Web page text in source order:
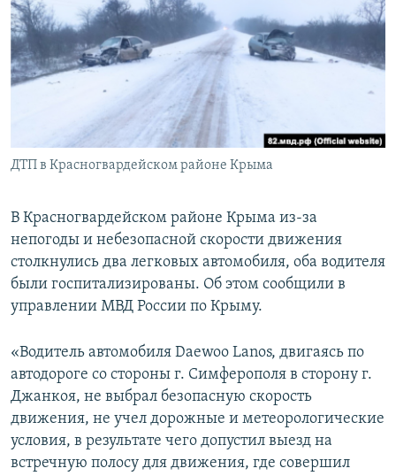
ПОБЕДИТЕЛЕЙ НЕ СУДЯТ?
КРЫМ.НЕПОКОРЕННЫЙ
ELIFBE
УКРАИНСКАЯ ПРОБЛЕМА КРЫМА
ПРИСОЕДИНЯЙТЕСЬ!
Все сайты RFE/RL
ДТП в Красногвардейском районе Крыма
В Красногвардейском районе Крыма из-за
непогоды и небезопасной скорости движения
столкнулись два легковых автомобиля, оба водителя
были госпитализированы. Об этом сообщили в
управлении МВД России по Крыму.
«Водитель автомобиля Daewoo Lanos, двигаясь по
автодороге со стороны г. Симферополя в сторону г.
Джанкоя, не выбрал безопасную скорость
движения, не учел дорожные и метеорологические
условия, в результате чего допустил выезд на
встречную полосу для движения, где совершил